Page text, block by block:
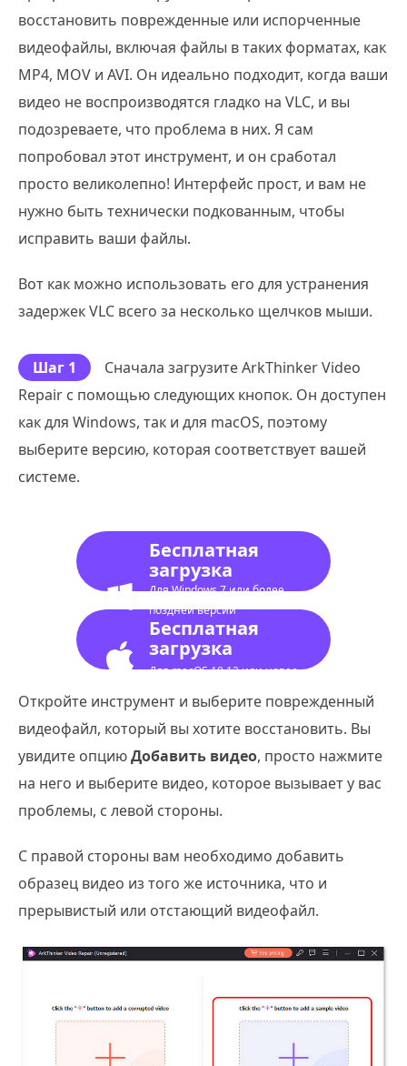
восстановить поврежденные или испорченные
видеофайлы, включая файлы в таких форматах, как
MP4, MOV и AVI. Он идеально подходит, когда ваши
видео не воспроизводятся гладко на VLC, и вы
подозреваете, что проблема в них. Я сам
попробовал этот инструмент, и он сработал
просто великолепно! Интерфейс прост, и вам не
нужно быть технически подкованным, чтобы
исправить ваши файлы.
Вот как можно использовать его для устранения
задержек VLC всего за несколько щелчков мыши.
Шаг 1
Сначала загрузите ArkThinker Video
Repair с помощью следующих кнопок. Он доступен
как для Windows, так и для macOS, поэтому
выберите версию, которая соответствует вашей
системе.
Бесплатная
загрузка
Для Windows 7 или более
поздней версии
Бесплатная
загрузка
Для macOS 10.12 или новее
Откройте инструмент и выберите поврежденный
видеофайл, который вы хотите восстановить. Вы
увидите опциюДобавить видео, просто нажмите
на него и выберите видео, которое вызывает у вас
проблемы, с левой стороны.
С правой стороны вам необходимо добавить
образец видео из того же источника, что и
прерывистый или отстающий видеофайл.